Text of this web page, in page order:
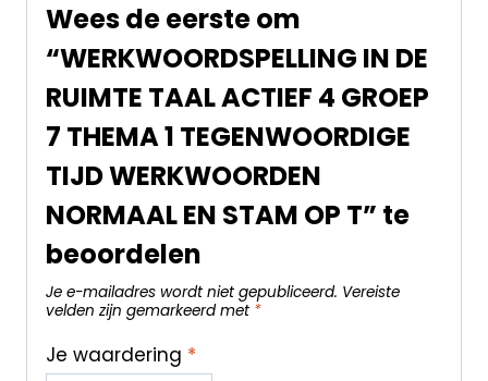
Wees de eerste om
“WERKWOORDSPELLING IN DE
RUIMTE TAAL ACTIEF 4 GROEP
7 THEMA 1 TEGENWOORDIGE
TIJD WERKWOORDEN
NORMAAL EN STAM OP T” te
beoordelen
Je e-mailadres wordt niet gepubliceerd. Vereiste
velden zijn gemarkeerd met *
Je waardering *